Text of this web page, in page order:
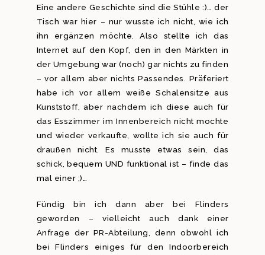
Eine andere Geschichte sind die Stühle :)… der
Tisch war hier – nur wusste ich nicht, wie ich
ihn ergänzen möchte. Also stellte ich das
Internet auf den Kopf, den in den Märkten in
der Umgebung war (noch) gar nichts zu finden
– vor allem aber nichts Passendes. Präferiert
habe ich vor allem weiße Schalensitze aus
Kunststoff, aber nachdem ich diese auch für
das Esszimmer im Innenbereich nicht mochte
und wieder verkaufte, wollte ich sie auch für
draußen nicht. Es musste etwas sein, das
schick, bequem UND funktional ist – finde das
mal einer ;)…
Fündig bin ich dann aber bei Flinders
geworden – vielleicht auch dank einer
Anfrage der PR-Abteilung, denn obwohl ich
bei Flinders einiges für den Indoorbereich